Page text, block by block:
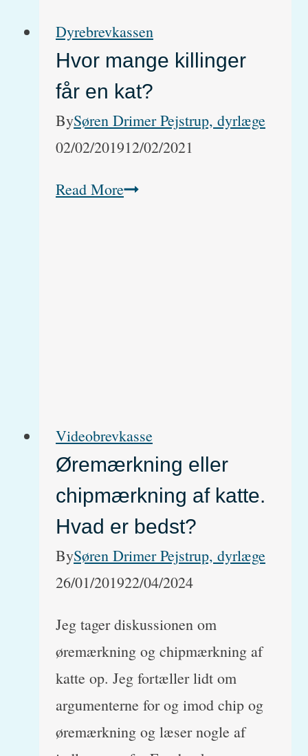
Dyrebrevkassen
Hvor mange killinger
får en kat?
BySøren Drimer Pejstrup, dyrlæge
02/02/201912/02/2021
Read MoreHvor
Videobrevkasse
Øremærkning eller
chipmærkning af katte.
Hvad er bedst?
BySøren Drimer Pejstrup, dyrlæge
26/01/201922/04/2024
Jeg tager diskussionen om
øremærkning og chipmærkning af
katte op. Jeg fortæller lidt om
argumenterne for og imod chip og
øremærkning og læser nogle af